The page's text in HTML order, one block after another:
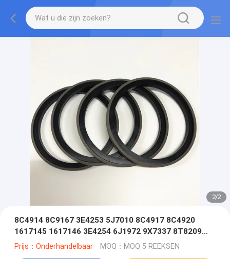
2/2
8C4914 8C9167 3E4253 5J7010 8C4917 8C4920
1617145 1617146 3E4254 6J1972 9X7337 8T8209
8T82128C4908 1449485 3E4252 8J6213
Prijs：Onderhandelbaar MOQ：MOQ 5 REEKSEN